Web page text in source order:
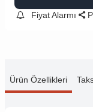
Fiyat Alarmı
Ürün Özellikleri